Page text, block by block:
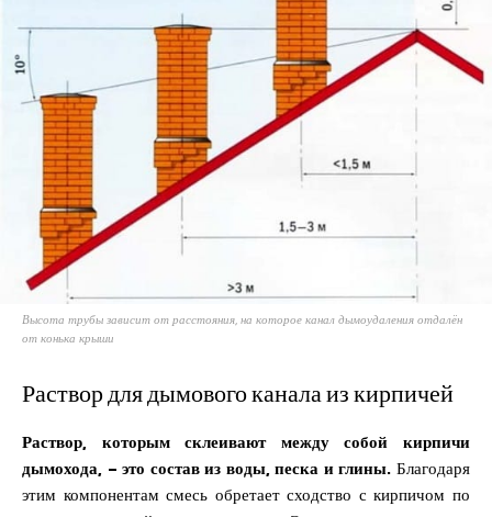
Высота трубы зависит от расстояния, на которое канал дымоудаления отдалён
от конька крыши
Раствор для дымового канала из кирпичей
Раствор, которым склеивают между собой кирпичи
дымохода, – это состав из воды, песка и глины. Благодаря
этим компонентам смесь обретает сходство с кирпичом по